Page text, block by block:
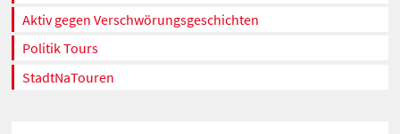
Aktiv gegen Verschwörungsgeschichten
Politik Tours
StadtNaTouren